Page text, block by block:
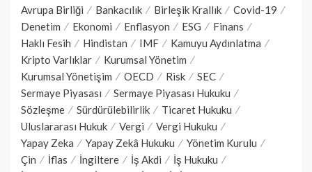
Avrupa Birliği
Bankacılık Birleşik Krallık
Covid-19
Denetim
Ekonomi Enflasyon ESG
Finans
Haklı Fesih
Hindistan IMF
Kamuyu Aydınlatma
Kripto Varlıklar
Kurumsal Yönetim
Kurumsal Yönetişim
OECD Risk
SEC
Sermaye Piyasası
Sermaye Piyasası Hukuku
Sözleşme
Sürdürülebilirlik
Ticaret Hukuku
Uluslararası Hukuk
Vergi
Vergi Hukuku
Yapay Zeka
Yapay Zekâ Hukuku
Yönetim Kurulu
Çin
İflas İngiltere İş Akdi
İş Hukuku